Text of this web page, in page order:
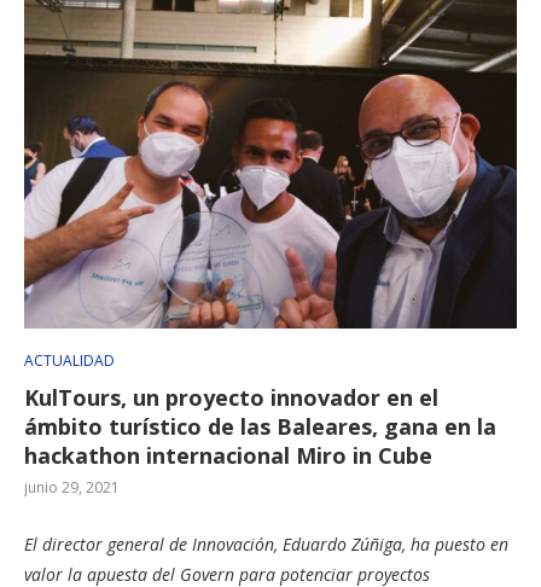
ACTUALIDAD
KulTours, un proyecto innovador en el
ámbito turístico de las Baleares, gana en la
hackathon internacional Miro in Cube
junio 29, 2021
El director general de Innovación, Eduardo Zúñiga, ha puesto en
valor la apuesta del Govern para potenciar proyectos